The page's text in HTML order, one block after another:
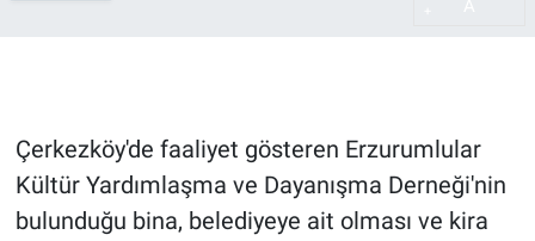
Çerkezköy'de faaliyet gösteren Erzurumlular
Kültür Yardımlaşma ve Dayanışma Derneği'nin
bulunduğu bina, belediyeye ait olması ve kira